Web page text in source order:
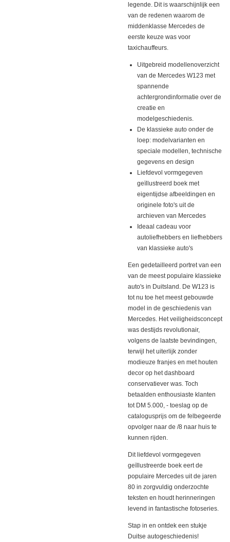
legende. Dit is waarschijnlijk een
van de redenen waarom de
middenklasse Mercedes de
eerste keuze was voor
taxichauffeurs.
Uitgebreid modellenoverzicht
van de Mercedes W123 met
spannende
achtergrondinformatie over de
creatie en
modelgeschiedenis.
De klassieke auto onder de
loep: modelvarianten en
speciale modellen, technische
gegevens en design
Liefdevol vormgegeven
geïllustreerd boek met
eigentijdse afbeeldingen en
originele foto's uit de
archieven van Mercedes
Ideaal cadeau voor
autoliefhebbers en liefhebbers
van klassieke auto's
Een gedetailleerd portret van een
van de meest populaire klassieke
auto's in Duitsland. De W123 is
tot nu toe het meest gebouwde
model in de geschiedenis van
Mercedes. Het veiligheidsconcept
was destijds revolutionair,
volgens de laatste bevindingen,
terwijl het uiterlijk zonder
modieuze franjes en met houten
decor op het dashboard
conservatiever was. Toch
betaalden enthousiaste klanten
tot DM 5.000, - toeslag op de
catalogusprijs om de felbegeerde
opvolger naar de /8 naar huis te
kunnen rijden.
Dit liefdevol vormgegeven
geïllustreerde boek eert de
populaire Mercedes uit de jaren
80 in zorgvuldig onderzochte
teksten en houdt herinneringen
levend in fantastische fotoseries.
Stap in en ontdek een stukje
Duitse autogeschiedenis!